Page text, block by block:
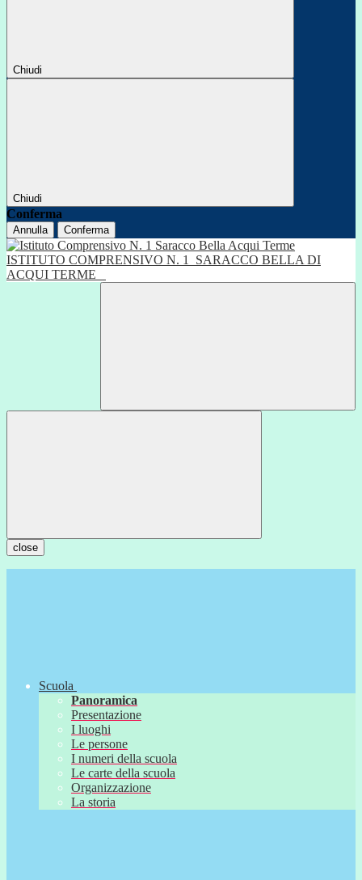
Chiudi
Chiudi
Conferma
Annulla Conferma
ISTITUTO COMPRENSIVO N. 1
SARACCO BELLA DI
ACQUI TERME
close
Scuola
Panoramica
Presentazione
I luoghi
Le persone
I numeri della scuola
Le carte della scuola
Organizzazione
La storia